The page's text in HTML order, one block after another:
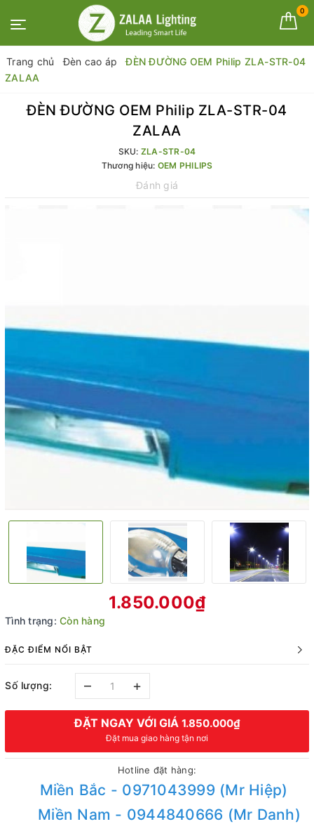
0
Trang chủ Đèn cao áp
ĐÈN ĐƯỜNG OEM Philip ZLA-STR-04
ZALAA
ĐÈN ĐƯỜNG OEM Philip ZLA-STR-04
ZALAA
SKU: ZLA-STR-04
Thương hiệu: OEM PHILIPS
Đánh giá
1.850.000₫
Tình trạng: Còn hàng
ĐẶC ĐIỂM NỔI BẬT
Số lượng: – +
ĐẶT NGAY VỚI GIÁ 1.850.000₫
Đặt mua giao hàng tận nơi
Hotline đặt hàng:
Miền Bắc - 0971043999 (Mr Hiệp)
Miền Nam - 0944840666 (Mr Danh)